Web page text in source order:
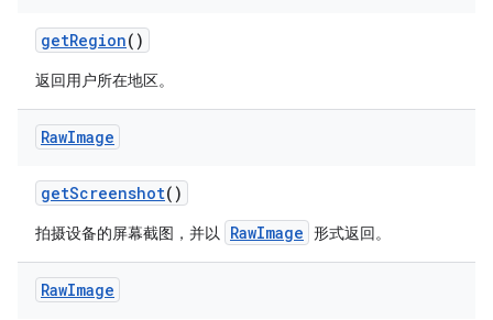
getRegion()
返回用户所在地区。
RawImage
getScreenshot()
拍摄设备的屏幕截图，并以 RawImage 形式返回。
RawImage